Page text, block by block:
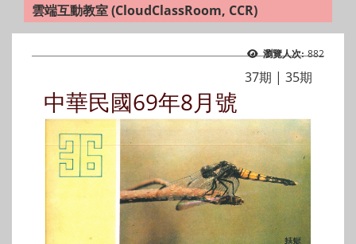
雲端互動教室 (CloudClassRoom, CCR)
瀏覽人次: 882
37期 | 35期
中華民國69年8月號